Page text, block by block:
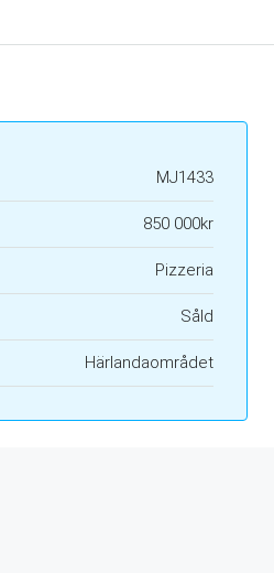
MJ1433
850 000kr
Pizzeria
Såld
Härlandaområdet